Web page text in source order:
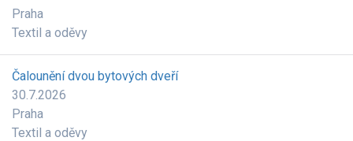
Praha
Textil a oděvy
Čalounění dvou bytových dveří
30.7.2026
Praha
Textil a oděvy